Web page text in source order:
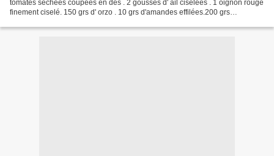
tomates séchées coupées en dés . 2 gousses d' ail ciselées . 1 oignon rouge
finement ciselé. 150 grs d' orzo . 10 grs d'amandes effilées.200 grs